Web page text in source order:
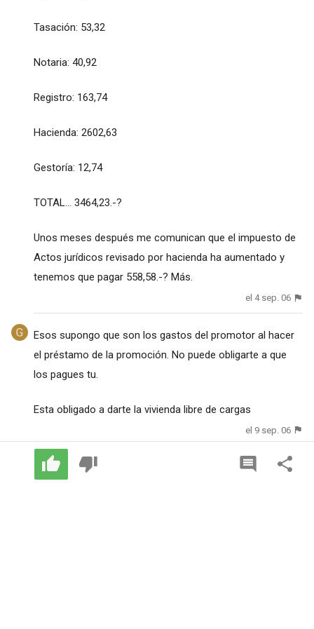
Tasación: 53,32
Notaria: 40,92
Registro: 163,74
Hacienda: 2602,63
Gestoría: 12,74
TOTAL... 3464,23.-?
Unos meses después me comunican que el impuesto de
Actos jurídicos revisado por hacienda ha aumentado y
tenemos que pagar 558,58.-? Más.
el 4 sep. 06
Esos supongo que son los gastos del promotor al hacer
el préstamo de la promoción. No puede obligarte a que
los pagues tu.
Esta obligado a darte la vivienda libre de cargas
el 9 sep. 06